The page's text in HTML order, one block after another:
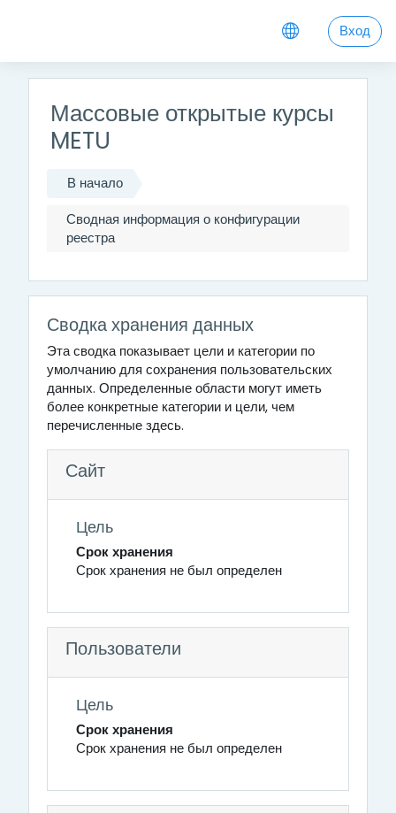
Вход
Массовые открытые курсы
METU
В начало
Сводная информация о конфигурации
реестра
Сводка хранения данных
Эта сводка показывает цели и категории по
умолчанию для сохранения пользовательских
данных. Определенные области могут иметь
более конкретные категории и цели, чем
перечисленные здесь.
Сайт
Цель
Срок хранения
Срок хранения не был определен
Пользователи
Цель
Срок хранения
Срок хранения не был определен